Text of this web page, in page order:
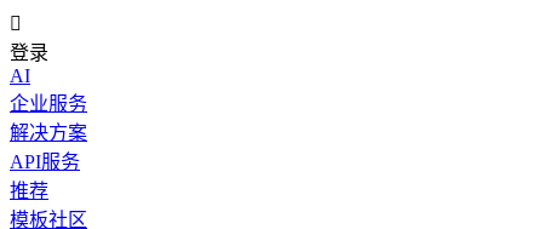

登录
AI
企业服务
解决方案
API服务
推荐
模板社区